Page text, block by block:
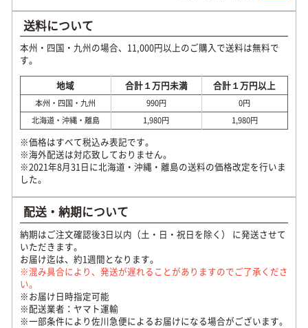
送料について
本州・四国・九州の場合、11,000円以上のご購入で送料は無料で
す。
地域
合計１万円未満 合計１万円以上
本州・四国・九州 990円
0円
北海道・沖縄・離島
1,980円 1,980円
※価格はすべて税込み表記です。
※海外配送は対応致しておりません。
※2021年8月31日に北海道・沖縄・離島の送料の価格改定を行いま
した。
配送・納期について
納期はご注文確認後3日以内（土・日・祝日を除く） に発送させて
いただきます。
お届け迄は、約1週間となります。
※混み具合により、発送が遅れることがありますのでご了承くださ
い。
※お届け日時指定可能
※配送業者：ヤマト運輸
※一部条件により佐川急便によるお届けになる場合がございます。